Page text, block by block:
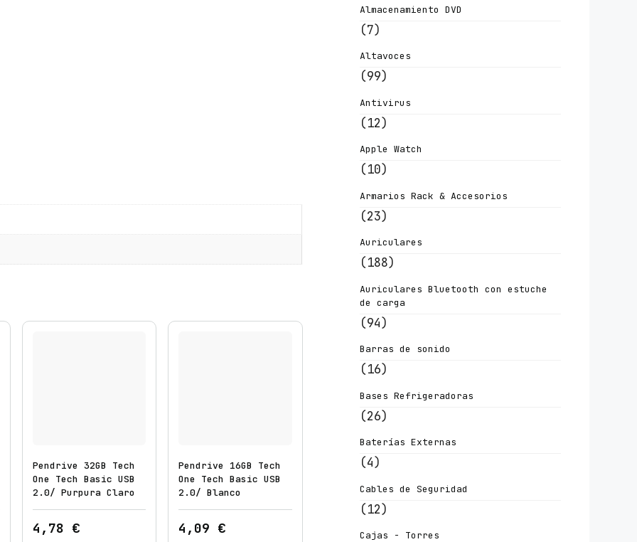
Pendrive 32GB Tech
One Tech Basic USB
2.0/ Purpura Claro
4,78 €
Pendrive 16GB Tech
One Tech Basic USB
2.0/ Blanco
4,09 €
Almacenamiento DVD
(7)
Altavoces
(99)
Antivirus
(12)
Apple Watch
(10)
Armarios Rack & Accesorios
(23)
Auriculares
(188)
Auriculares Bluetooth con estuche
de carga
(94)
Barras de sonido
(16)
Bases Refrigeradoras
(26)
Baterías Externas
(4)
Cables de Seguridad
(12)
Cajas - Torres